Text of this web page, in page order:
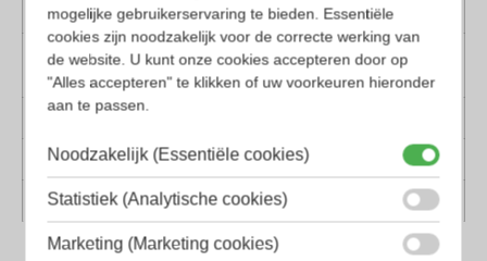
Kleur montuur
Bruin
Montuur
materiaal
Kunststof
Lens materiaal
Geschikt voor
Dames, Heren
Vorm
Panto, Sport
mogelijke gebruikerservaring te bieden. Essentiële
cookies zijn noodzakelijk voor de correcte werking van
de website. U kunt onze cookies accepteren door op
"Alles accepteren" te klikken of uw voorkeuren hieronder
aan te passen.
Noodzakelijk (Essentiële cookies)
Statistiek (Analytische cookies)
Marketing (Marketing cookies)